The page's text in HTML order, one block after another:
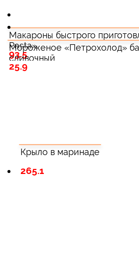
Мороженое «Петрохолод»
сливочный
25.9
Макароны быстрого
Pasta»
93.5
Крыло в маринаде
265.1